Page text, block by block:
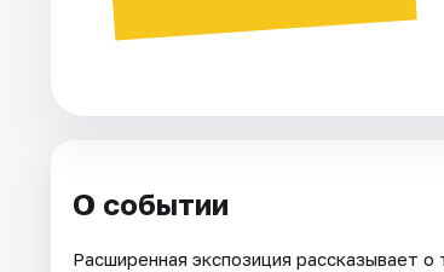
О событии
Расширенная экспозиция рассказывает